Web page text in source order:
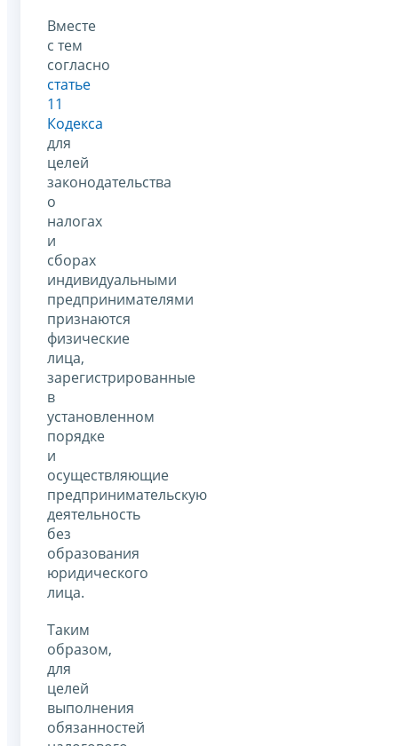
Вместе
с тем
согласно
статье
11
Кодекса
для
целей
законодательства
о
налогах
и
сборах
индивидуальными
предпринимателями
признаются
физические
лица,
зарегистрированные
в
установленном
порядке
и
осуществляющие
предпринимательскую
деятельность
без
образования
юридического
лица.
Таким
образом,
для
целей
выполнения
обязанностей